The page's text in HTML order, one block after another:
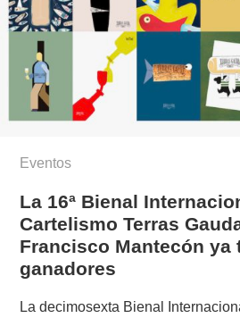
Eventos
La 16ª Bienal
Cartelismo Terras
Francisco Mantecón ya
ganadores
La decimosexta Bienal